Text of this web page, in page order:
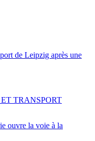
de Leipzig après une
ouvre la voie à la
TRANSPORT